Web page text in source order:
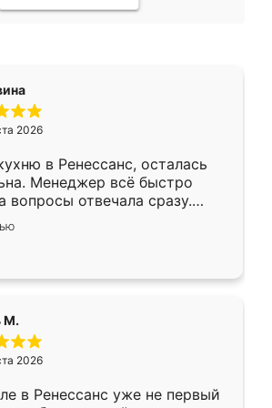
2026
в Ренессанс, осталась
Менеджер всё быстро
вопросы отвечала сразу.
в субботу, подошёл к
ответственностью. Собрали
работали аккуратно, даже
М.
2026
в Ренессанс уже не первый